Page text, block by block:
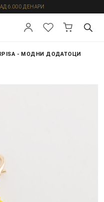
6.000 ДЕНАРИ
- МОДНИ ДОДАТОЦИ